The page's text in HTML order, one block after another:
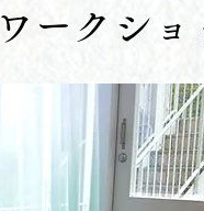
ワークショ